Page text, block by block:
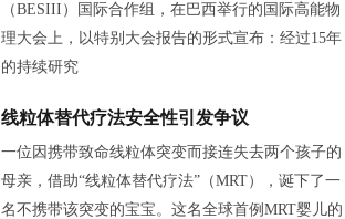
（BESIII）国际合作组，在巴西举行的国际高能物
理大会上，以特别大会报告的形式宣布：经过15年
的持续研究
线粒体替代疗法安全性引发争议
一位因携带致命线粒体突变而接连失去两个孩子的
母亲，借助“线粒体替代疗法”（MRT），诞下了一
名不携带该突变的宝宝。这名全球首例MRT婴儿的